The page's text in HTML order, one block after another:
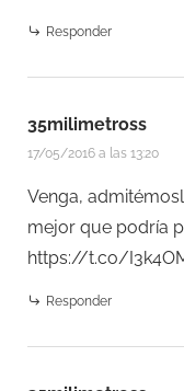
Responder
35milimetross
17/05/2016 a las 13:20
Venga,
mejor que podría
https://t.co/
Responder